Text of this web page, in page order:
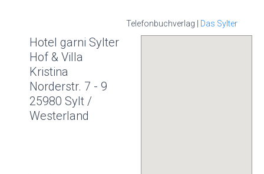
Telefonbuchverlag | Das Sylter
Hotel garni Sylter
Hof & Villa
Kristina
Norderstr. 7 - 9
25980 Sylt /
Westerland